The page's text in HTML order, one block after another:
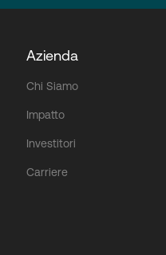
Azienda
Chi Siamo
Impatto
Investitori
Carriere